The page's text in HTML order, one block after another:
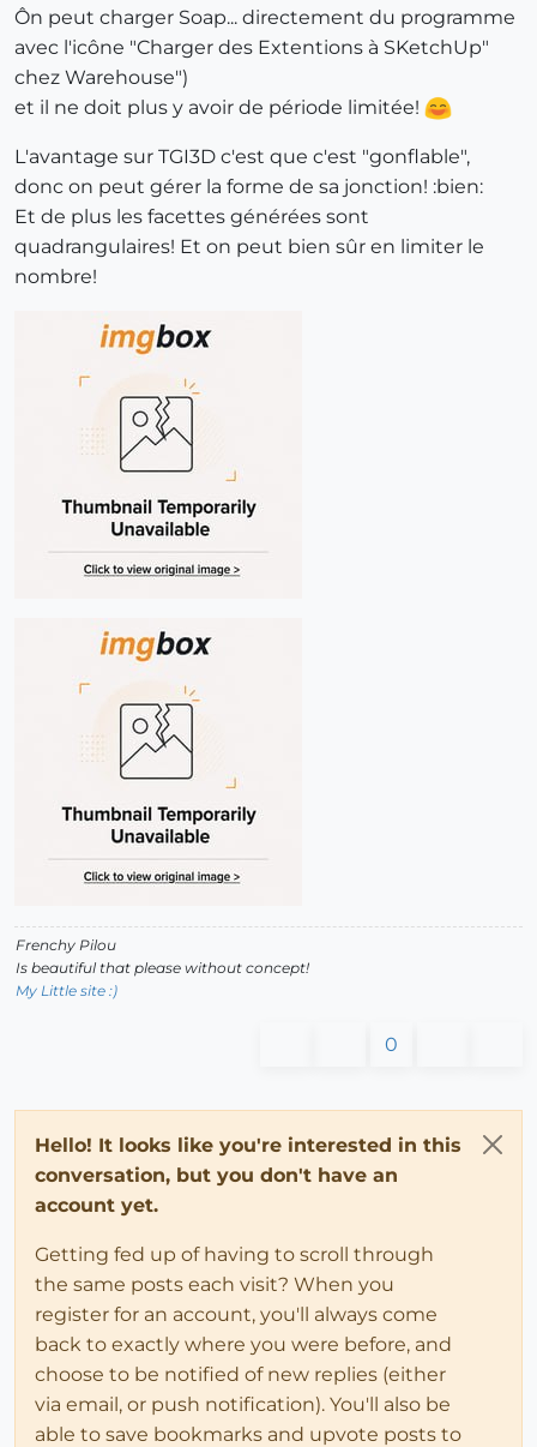
Ôn peut charger Soap... directement du programme
avec l'icône "Charger des Extentions à SKetchUp"
chez Warehouse")
et il ne doit plus y avoir de période limitée!
L'avantage sur TGI3D c'est que c'est "gonflable",
donc on peut gérer la forme de sa jonction! :bien:
Et de plus les facettes générées sont
quadrangulaires! Et on peut bien sûr en limiter le
nombre!
Frenchy Pilou
Is beautiful that please without concept!
My Little site :)
0
Hello! It looks like you're interested in this
conversation, but you don't have an
account yet.
Getting fed up of having to scroll through
the same posts each visit? When you
register for an account, you'll always come
back to exactly where you were before, and
choose to be notified of new replies (either
via email, or push notification). You'll also be
able to save bookmarks and upvote posts to